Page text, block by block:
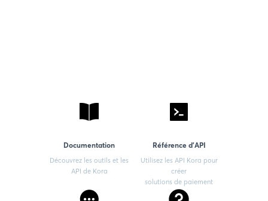
Documentation
Découvrez les outils et les
API de Kora
Référence d'API
Utilisez les API Kora pour
créer
solutions de paiement